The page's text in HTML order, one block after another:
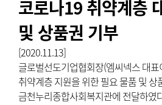
코로나19 취약계층
및 상품권 기부
[2020.11.13]
글로벌선도기업협회장(엠씨넥스 대
취약계층 지원을 위한 필요 물품 및 상
금천누리종합사회복지관에 전달하였